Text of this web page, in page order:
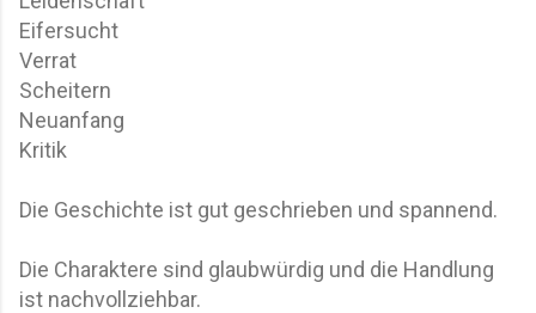
Eifersucht
Verrat
Scheitern
Neuanfang
Kritik
Die Geschichte ist gut geschrieben und spannend.
Die Charaktere sind glaubwürdig und die Handlung
ist nachvollziehbar.